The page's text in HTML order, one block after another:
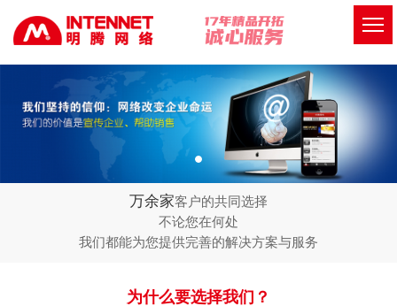
万余家客户的共同选择
不论您在何处
我们都能为您提供完善的解决方案与服务
为什么要选择我们？